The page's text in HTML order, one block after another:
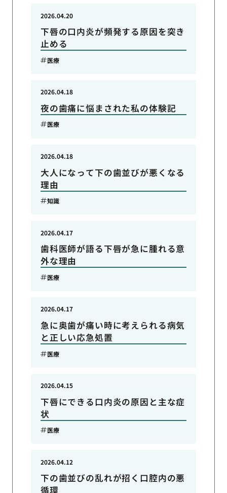
下唇の口内炎が頻発する原因を突き
止める
2026.04.20
医療
夜の歯痛に悩まされた私の体験記
2026.04.18
医療
大人になって下の歯並びが悪くなる
理由
2026.04.18
知識
歯科医師が語る下唇が急に腫れる意
外な理由
2026.04.17
医療
急に奥歯が痛い時に考えられる病気
と正しい応急処置
2026.04.17
医療
下唇にできる口内炎の原因と主な症
状
2026.04.15
医療
下の歯並びの乱れが招く口腔内の悪
循環
2026.04.12